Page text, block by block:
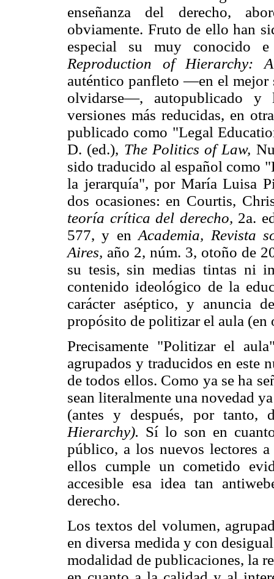
enseñanza del derecho,
obviamente. Fruto de ello han
especial su muy conocido
Reproduction of Hierarchy:
auténtico panfleto —en el mejor
olvidarse—, autopublicado
versiones más reducidas, en
publicado como "Legal
D. (ed.), The Politics of Law,
sido traducido al español como
la jerarquía", por María Luisa
dos ocasiones: en Courtis,
teoría crítica del derecho, 2a.
577, y enAcademia, Revista
Aires, año 2, núm. 3, otoño de
su tesis, sin medias tintas ni
contenido ideológico de la
carácter aséptico, y anuncia
propósito de politizar el aula (en
Precisamente "Politizar el
agrupados y traducidos en este
de todos ellos. Como ya se ha
sean literalmente una novedad
(antes y después, por tanto,
Hierarchy). Sí lo son en
público, a los nuevos lectores
ellos cumple un cometido
accesible esa idea tan
derecho.
Los textos del volumen,
en diversa medida y con
modalidad de publicaciones, la